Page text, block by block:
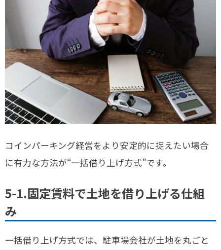
コインパーキング経営をより安定的に捉えたい場合
に有力な方法が“一括借り上げ方式”です。
5-1.固定賃料で土地を借り上げる仕組
み
一括借り上げ方式では、駐車場会社が土地を丸ごと